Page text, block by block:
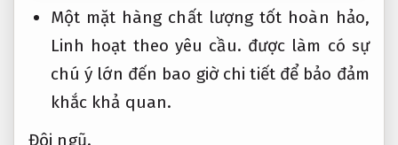
Một mặt hàng chất lượng tốt hoàn hảo,
Linh hoạt theo yêu cầu. được làm có sự
chú ý lớn đến bao giờ chi tiết để bảo đảm
khắc khả quan.
Đội ngũ.